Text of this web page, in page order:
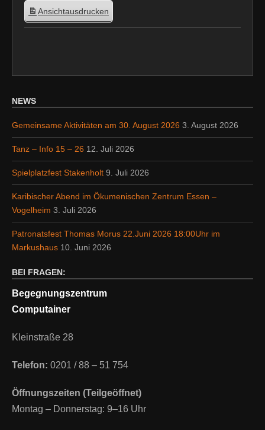
Ansichtausdrucken
NEWS
Gemeinsame Aktivitäten am 30. August 2026 3. August 2026
Tanz – Info 15 – 26 12. Juli 2026
Spielplatzfest Stakenholt 9. Juli 2026
Karibischer Abend im Ökumenischen Zentrum Essen –
Vogelheim 3. Juli 2026
Patronatsfest Thomas Morus 22.Juni 2026 18:00Uhr im
Markushaus 10. Juni 2026
BEI FRAGEN:
Begegnungszentrum
Computainer
Kleinstraße 28
Telefon: 0201 / 88 – 51 754
Öffnungszeiten (Teilgeöffnet)
Montag – Donnerstag: 9–16 Uhr